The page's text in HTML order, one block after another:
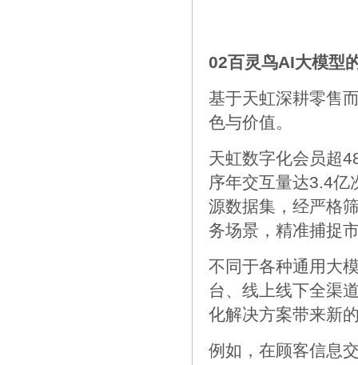
02百灵鸟AI大模型
基于天虹深耕零售
色与价值。
天虹数字化会员超
序年交互量达3.4亿
源数据集，经严格
务场景，精准捕捉
不同于各种通用大
台、线上线下全渠
化解决方案带来新
例如，在顾客信息